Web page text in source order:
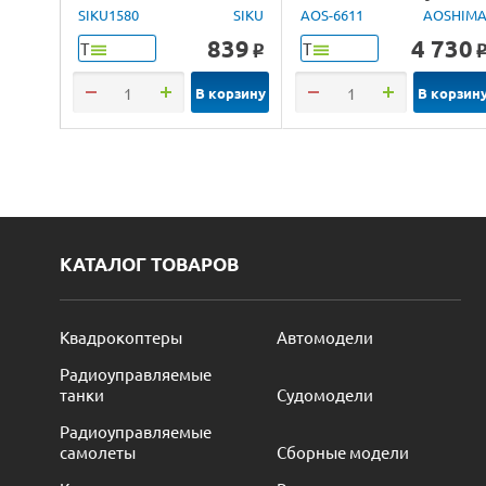
SIKU1580 SIKU
Т 839 o
В корзину
Tokyo, 1/24
AOS-6611 AOSHIMA
Т 4 730 o
В
КАТАЛОГ ТОВАРОВ
Квадрокоптеры
Автомодели
Радиоуправляемые
танки
Судомодели
Радиоуправляемые
самолеты
Сборные модели